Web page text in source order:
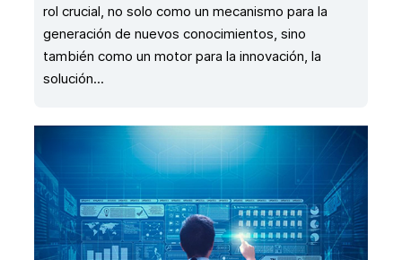
rol crucial, no solo como un mecanismo para la
generación de nuevos conocimientos, sino
también como un motor para la innovación, la
solución...